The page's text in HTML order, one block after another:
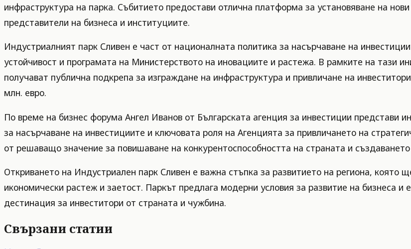
инфраструктура на парка. Събитието предостави отлична платформа за установяване на
представители на бизнеса и институциите.
Индустриалният парк Сливен е част от националната политика за насърчаване на
устойчивост и програмата на Министерството на иновациите и растежа. В рамките на тази
получават публична подкрепа за изграждане на инфраструктура и привличане на
млн. евро.
По време на бизнес форума Ангел Иванов от Българската агенция за инвестиции представи
за насърчаване на инвестициите и ключовата роля на Агенцията за привличането на
от решаващо значение за повишаване на конкурентоспособността на страната и
Откриването на Индустриален парк Сливен е важна стъпка за развитието на региона, която
икономически растеж и заетост. Паркът предлага модерни условия за развитие на бизнеса и
дестинация за инвеститори от страната и чужбина.
Свързани статии